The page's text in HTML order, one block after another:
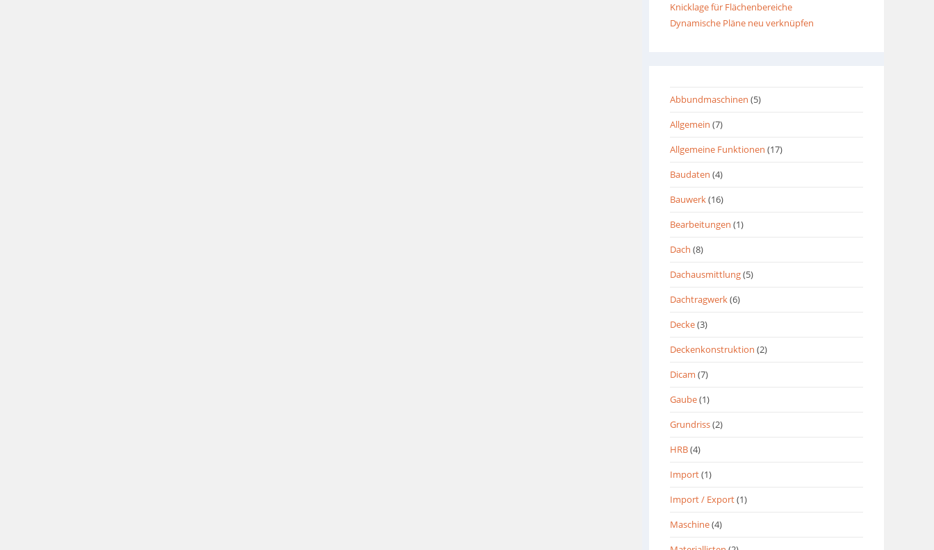
Knicklage für Flächenbereiche
Dynamische Pläne neu verknüpfen
Abbundmaschinen (5)
Allgemein (7)
Allgemeine Funktionen (17)
Baudaten (4)
Bauwerk(16)
Bearbeitungen (1)
Dach (8)
Dachausmittlung(5)
Dachtragwerk(6)
Decke(3)
Deckenkonstruktion (2)
Dicam (7)
Gaube(1)
Grundriss(2)
HRB(4)
Import(1)
Import / Export(1)
Maschine(4)